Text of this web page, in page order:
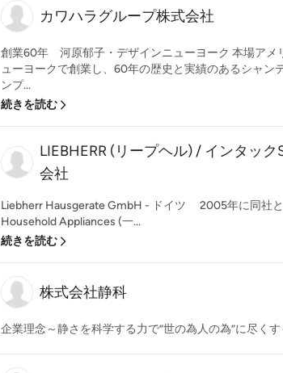
カワハラグループ株式会社
創業60年 河原郁子・デザインニューヨーク 本場アメ
ューヨークで創業し、60年の歴史と実績のあるシャン
ンプ...
続きを読む
LIEBHERR (リープヘル) / インタック
会社
Liebherr Hausgerate GmbH - ドイツ 2005年に同社と
Household Appliances (一...
続きを読む
株式会社静科
企業理念～静さを科学する力で”世の為人の為”に尽くす